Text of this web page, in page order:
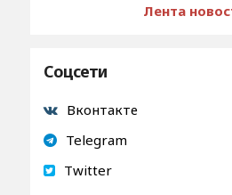
Лента
Соцсети
Вконтакте
Telegram
Twitter